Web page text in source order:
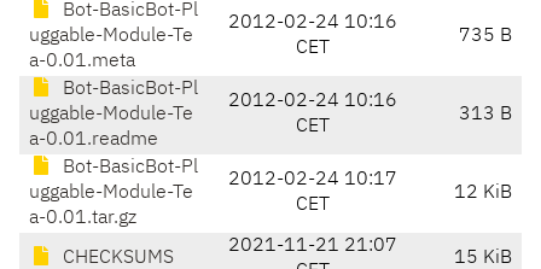
Bot-BasicBot-Pl
uggable-Module-Te
a-0.01.meta
2012-02-24 10:16
CET
735 B
Bot-BasicBot-Pl
uggable-Module-Te
a-0.01.readme
2012-02-24 10:16
CET
313 B
Bot-BasicBot-Pl
uggable-Module-Te
a-0.01.tar.gz
2012-02-24 10:17
CET
12 KiB
CHECKSUMS
2021-11-21 21:07
15 KiB